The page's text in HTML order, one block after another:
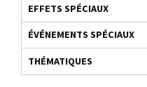
EFFETS SPÉCIAUX
ÉVÉNEMENTS SPÉCIAUX
THÉMATIQUES